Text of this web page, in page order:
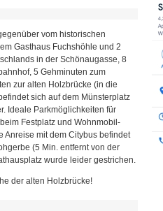
vom historischen
Gasthaus Fuchshöhle und 2
in der Schönaugasse, 8
5 Gehminuten zum
zur alten Holzbrücke (in die
sich auf dem Münsterplatz
Ideale Parkmöglichkeiten für
Festplatz und Wohnmobil-
Anreise mit dem Citybus befindet
(5 Min. entfernt von der
wurde leider gestrichen.
der alten Holzbrücke!